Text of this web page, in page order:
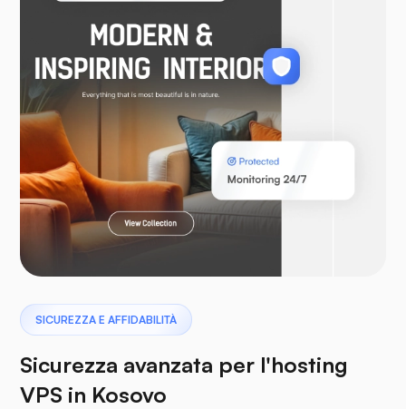
WooCommerce
Laravel
Pterodattilo
SICUREZZA E AFFIDABILITÀ
Sicurezza avanzata per l'hosting
VPS in Kosovo